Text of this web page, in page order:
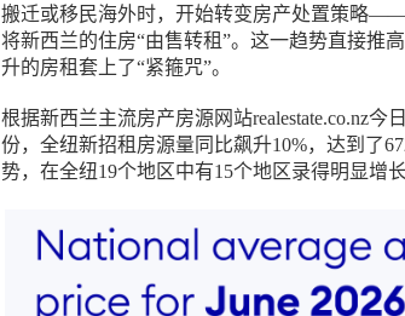
搬迁或移民海外时，开始转变房产处置策略
将新西兰的住房“由售转租”。这一趋势直接推
升的房租套上了“紧箍咒”。
根据新西兰主流房产房源网站realestate.co.nz今
份，全纽新招租房源量同比飙升10%，达到了
势，在全纽19个地区中有15个地区录得明显增长